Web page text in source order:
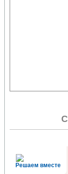
Решаем вместе